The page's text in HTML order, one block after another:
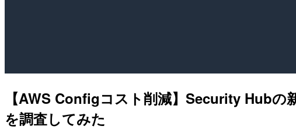
【AWS Configコスト削減】Security Hub
を調査してみた